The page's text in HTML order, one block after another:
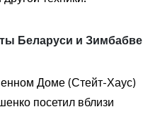
Беларуси и Зимбабве
Доме (Стейт-Хаус)
посетил вблизи